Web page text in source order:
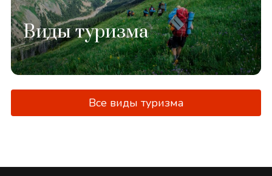
Виды туризма
Все виды туризма